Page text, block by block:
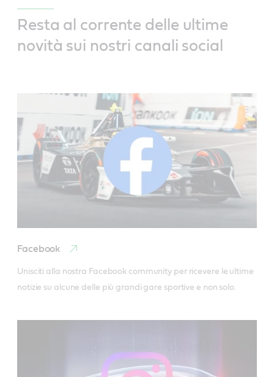
Resta al corrente delle ultime
novità sui nostri canali social
Facebook
Unisciti alla nostra Facebook community per ricevere le ultime
notizie su alcune delle più grandi gare sportive e non solo.